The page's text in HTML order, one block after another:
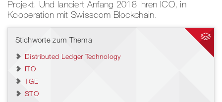
Projekt. Und lanciert Anfang 2018 ihren ICO, in
Kooperation mit Swisscom Blockchain.
Stichworte zum Thema
Distributed Ledger Technology
ITO
TGE
STO